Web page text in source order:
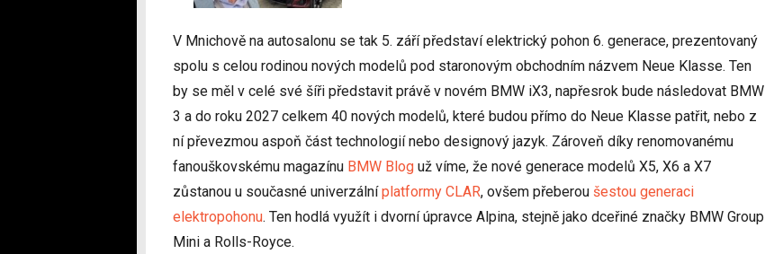
V Mnichově na autosalonu se tak 5. září představí elektrický pohon 6. generace, prezentovaný
spolu s celou rodinou nových modelů pod staronovým obchodním názvem Neue Klasse. Ten
by se měl v celé své šíři představit právě v novém BMW iX3, napřesrok bude následovat BMW
3 a do roku 2027 celkem 40 nových modelů, které budou přímo do Neue Klasse patřit, nebo z
ní převezmou aspoň část technologií nebo designový jazyk. Zároveň díky renomovanému
fanouškovskému magazínu BMW Blog už víme, že nové generace modelů X5, X6 a X7
zůstanou u současné univerzálníplatformy CLAR, ovšem přeberou šestou generaci
elektropohonu. Ten hodlá využít i dvorní úpravce Alpina, stejně jako dceřiné značky BMW Group
Mini a Rolls-Royce.